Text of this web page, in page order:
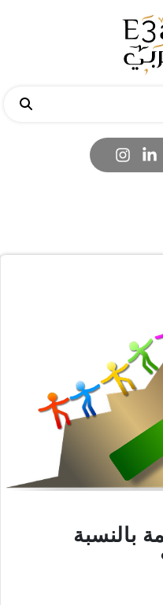
بالنسبة